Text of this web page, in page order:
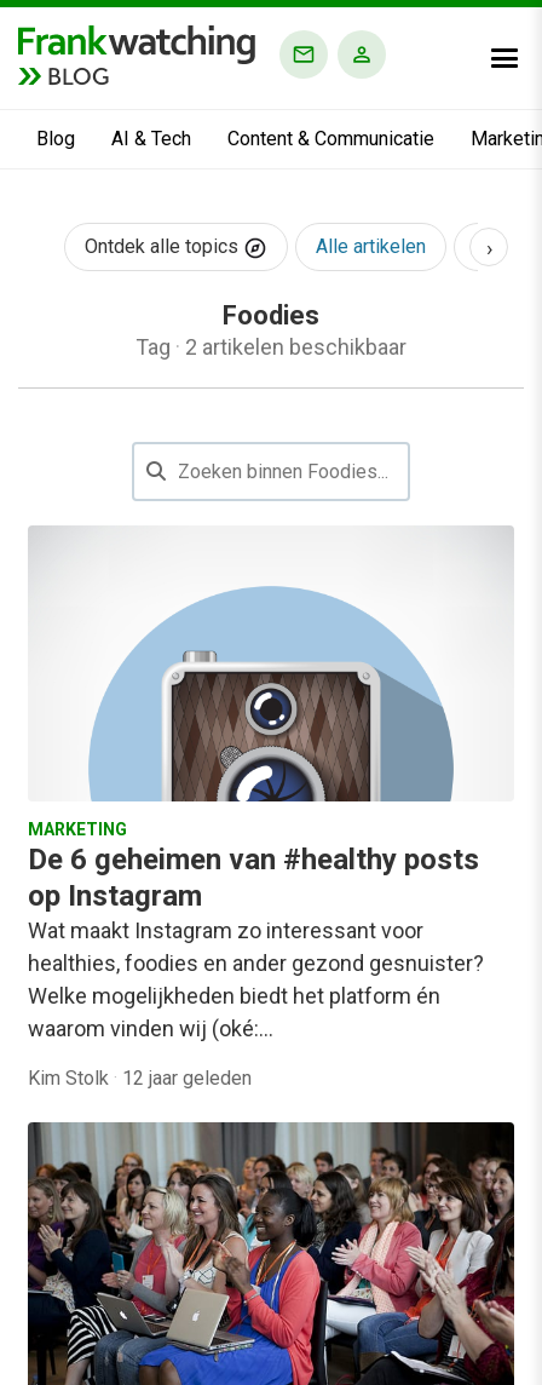
BLOG
Blog AI & Tech Content & Communicatie
Ontdek alle topics Alle artikelen AI &
›
Foodies
Tag · 2 artikelen beschikbaar
MARKETING
De 6 geheimen van #healthy posts
op Instagram
Wat maakt Instagram zo interessant voor
healthies, foodies en ander gezond gesnuister?
Welke mogelijkheden biedt het platform én
waarom vinden wij (oké:…
Kim Stolk · 12 jaar geleden